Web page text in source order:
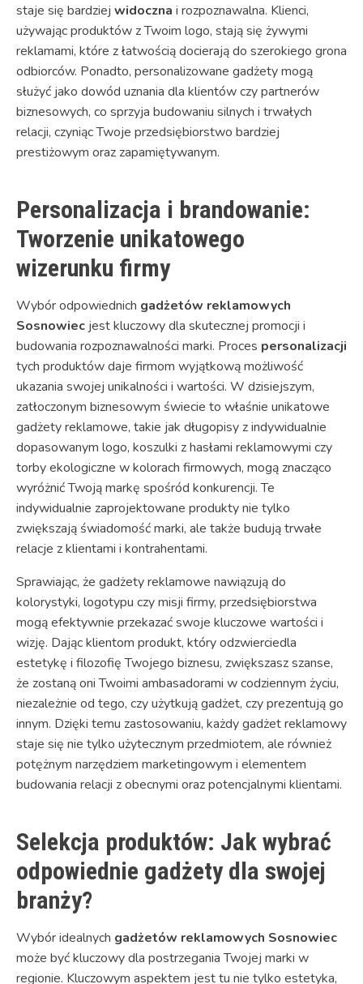
staje się bardziej widoczna i rozpoznawalna. Klienci,
używając produktów z Twoim logo, stają się żywymi
reklamami, które z łatwością docierają do szerokiego grona
odbiorców. Ponadto, personalizowane gadżety mogą
służyć jako dowód uznania dla klientów czy partnerów
biznesowych, co sprzyja budowaniu silnych i trwałych
relacji, czyniąc Twoje przedsiębiorstwo bardziej
prestiżowym oraz zapamiętywanym.
Personalizacja i brandowanie:
Tworzenie unikatowego
wizerunku firmy
Wybór odpowiednich gadżetów reklamowych
Sosnowiec jest kluczowy dla skutecznej promocji i
budowania rozpoznawalności marki. Proces personalizacji
tych produktów daje firmom wyjątkową możliwość
ukazania swojej unikalności i wartości. W dzisiejszym,
zatłoczonym biznesowym świecie to właśnie unikatowe
gadżety reklamowe, takie jak długopisy z indywidualnie
dopasowanym logo, koszulki z hasłami reklamowymi czy
torby ekologiczne w kolorach firmowych, mogą znacząco
wyróżnić Twoją markę spośród konkurencji. Te
indywidualnie zaprojektowane produkty nie tylko
zwiększają świadomość marki, ale także budują trwałe
relacje z klientami i kontrahentami.
Sprawiając, że gadżety reklamowe nawiązują do
kolorystyki, logotypu czy misji firmy, przedsiębiorstwa
mogą efektywnie przekazać swoje kluczowe wartości i
wizję. Dając klientom produkt, który odzwierciedla
estetykę i filozofię Twojego biznesu, zwiększasz szanse,
że zostaną oni Twoimi ambasadorami w codziennym życiu,
niezależnie od tego, czy użytkują gadżet, czy prezentują go
innym. Dzięki temu zastosowaniu, każdy gadżet reklamowy
staje się nie tylko użytecznym przedmiotem, ale również
potężnym narzędziem marketingowym i elementem
budowania relacji z obecnymi oraz potencjalnymi klientami.
Selekcja produktów: Jak wybrać
odpowiednie gadżety dla swojej
branży?
Wybór idealnych gadżetów reklamowych Sosnowiec
może być kluczowy dla postrzegania Twojej marki w
regionie. Kluczowym aspektem jest tu nie tylko estetyka,